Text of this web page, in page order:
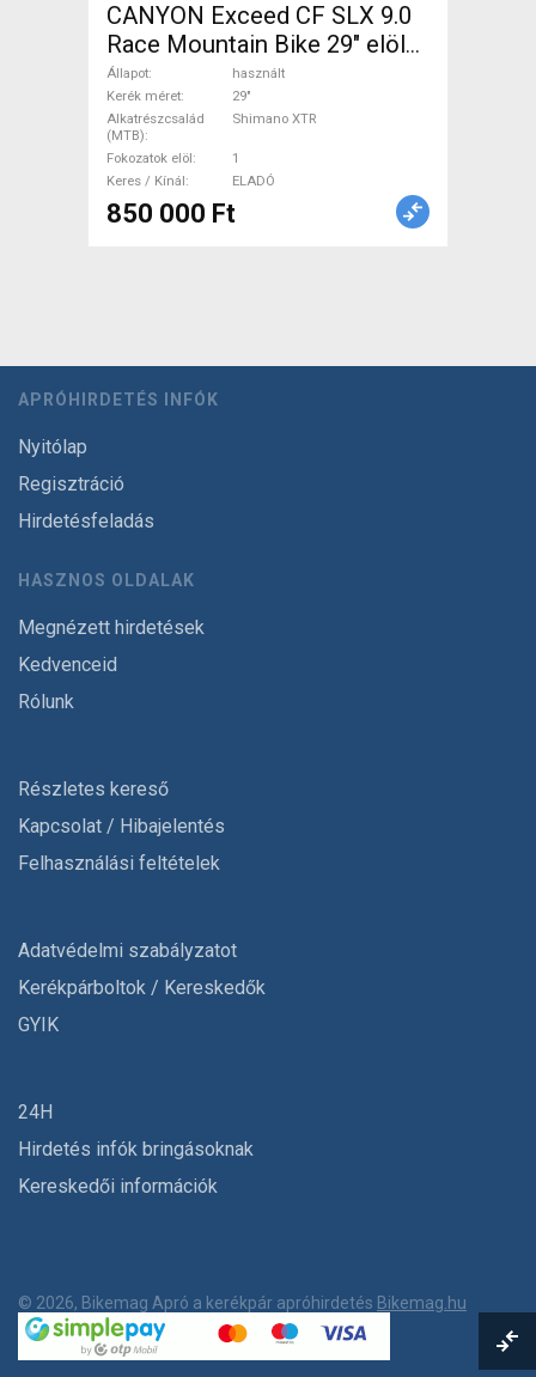
CANYON Exceed CF SLX 9.0
Race Mountain Bike 29" elöl
teleszkópos Shimano XTR
használt ELADÓ
Állapot
használt
Kerék méret
29"
Alkatrészcsalád
(MTB)
Shimano XTR
Fokozatok elöl
1
Keres / Kínál
ELADÓ
850 000 Ft
APRÓHIRDETÉS INFÓK
Nyitólap
Regisztráció
Hirdetésfeladás
HASZNOS OLDALAK
Megnézett hirdetések
Kedvenceid
Rólunk
Részletes kereső
Kapcsolat / Hibajelentés
Felhasználási feltételek
Adatvédelmi szabályzatot
Kerékpárboltok / Kereskedők
GYIK
24H
Hirdetés infók bringásoknak
Kereskedői információk
© 2026, Bikemag Apró a kerékpár apróhirdetés Bikemag.hu